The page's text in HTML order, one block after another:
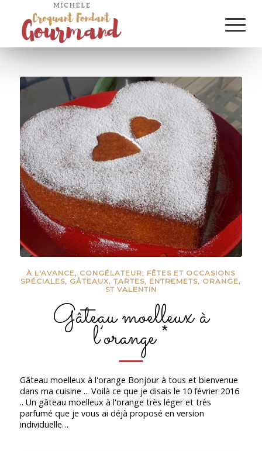
À L'AVANCE, CONGÉLATEUR, FÊTES ET OCCASIONS
SPÉCIALES, GÂTEAUX, TARTES, ENTREMETS, ORANGE,
ST VALENTIN
Gâteau moelleux à
l’orange *
Gâteau moelleux à l'orange Bonjour à tous et bienvenue
dans ma cuisine ... Voilà ce que je disais le 10 février 2016
.. Un gâteau moelleux à l'orange très léger et très
parfumé que je vous ai déjà proposé en version
individuelle…